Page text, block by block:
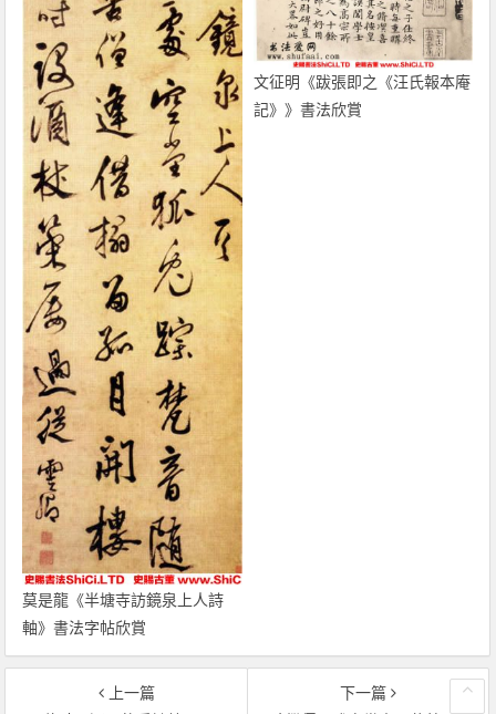
莫是龍《半塘寺訪鏡泉上人詩
軸》書法字帖欣賞
文征明《跋張即之《汪氏報本庵
記》》書法欣賞
上一篇
下一篇